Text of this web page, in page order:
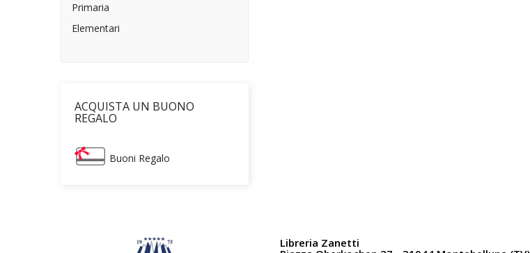
Primaria
Elementari
ACQUISTA UN BUONO
REGALO
Buoni Regalo
Libreria Zanetti